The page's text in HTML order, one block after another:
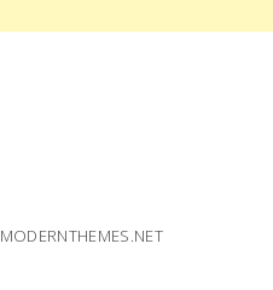
MODERNTHEMES.NET